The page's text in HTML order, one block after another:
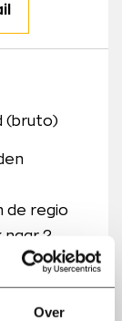
Over
(bruto)
de regio
naar 2
met
wil je